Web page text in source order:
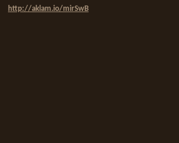
http://aklam.io/mirSwB